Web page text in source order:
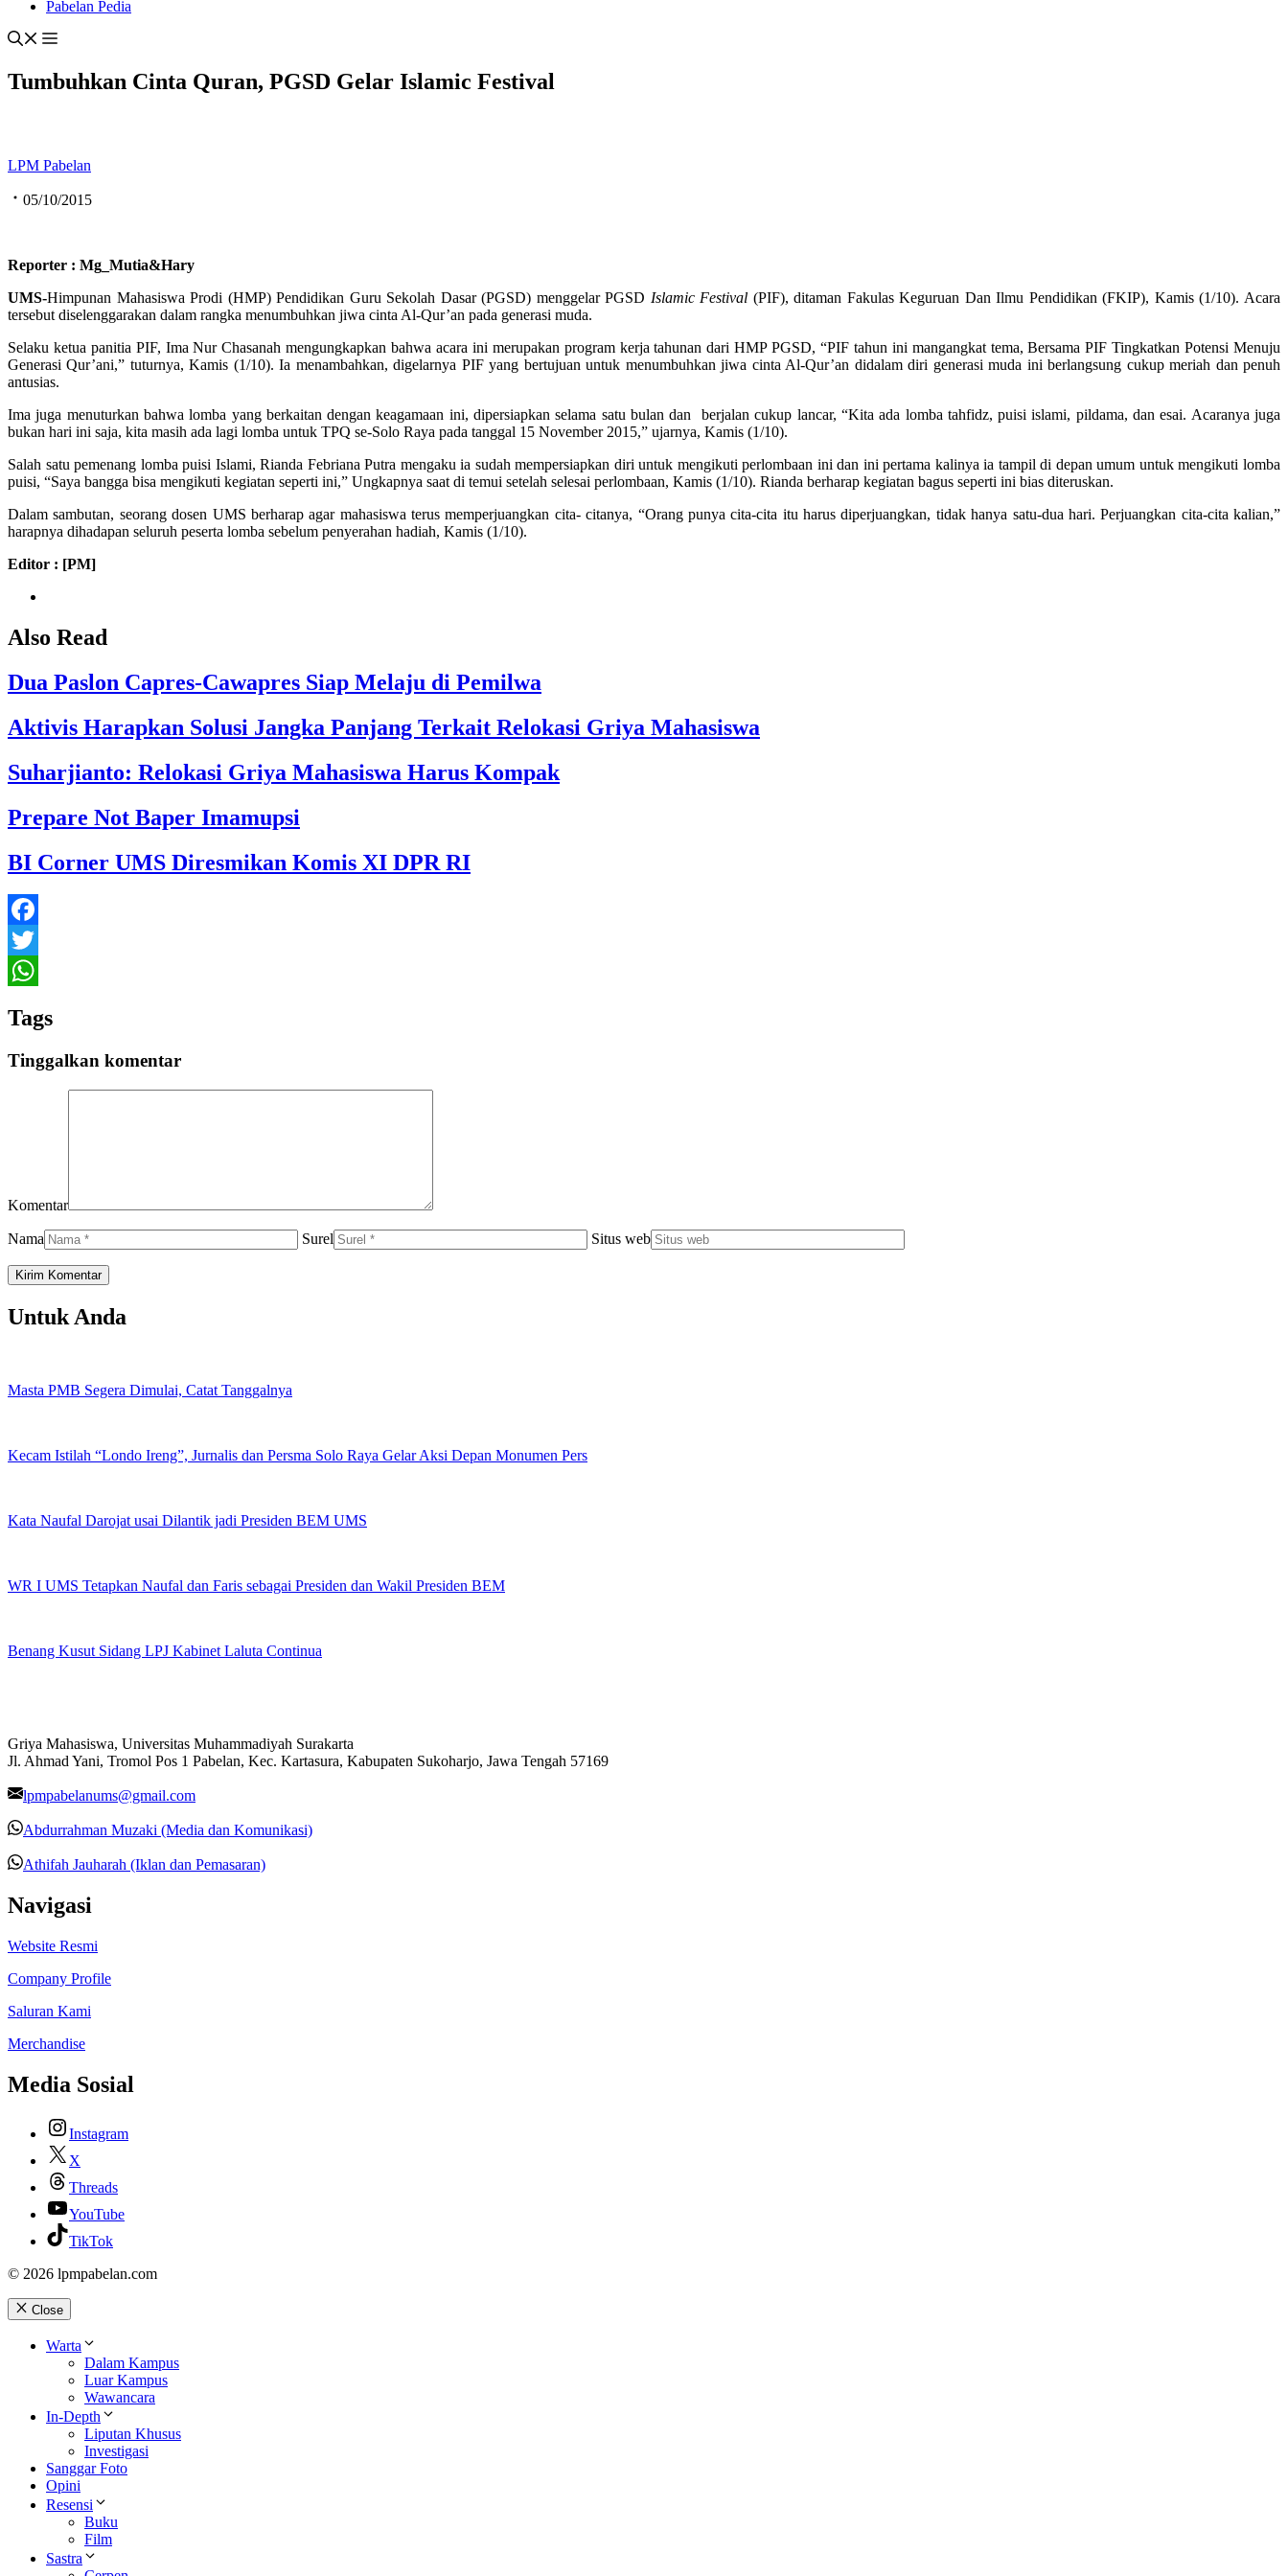
Pabelan Pedia
Tumbuhkan Cinta Quran, PGSD Gelar Islamic Festival
LPM Pabelan
05/10/2015
Reporter : Mg_Mutia&Hary
UMS-Himpunan Mahasiswa Prodi (HMP) Pendidikan Guru Sekolah Dasar (PGSD) menggelar PGSD Islamic Festival (PIF), ditaman Fakulas Keguruan Dan Ilmu Pendidikan (FKIP), Kamis (1/10). Acara
tersebut diselenggarakan dalam rangka menumbuhkan jiwa cinta Al-Qur’an pada generasi muda.
Selaku ketua panitia PIF, Ima Nur Chasanah mengungkapkan bahwa acara ini merupakan program kerja tahunan dari HMP PGSD, “PIF tahun ini mangangkat tema, Bersama PIF Tingkatkan Potensi Menuju
Generasi Qur’ani,” tuturnya, Kamis (1/10). Ia menambahkan, digelarnya PIF yang bertujuan untuk menumbuhkan jiwa cinta Al-Qur’an didalam diri generasi muda ini berlangsung cukup meriah dan penuh
antusias.
Ima juga menuturkan bahwa lomba yang berkaitan dengan keagamaan ini, dipersiapkan selama satu bulan dan berjalan cukup lancar, “Kita ada lomba tahfidz, puisi islami, pildama, dan esai. Acaranya juga
bukan hari ini saja, kita masih ada lagi lomba untuk TPQ se-Solo Raya pada tanggal 15 November 2015,” ujarnya, Kamis (1/10).
Salah satu pemenang lomba puisi Islami, Rianda Febriana Putra mengaku ia sudah mempersiapkan diri untuk mengikuti perlombaan ini dan ini pertama kalinya ia tampil di depan umum untuk mengikuti lomba
puisi, “Saya bangga bisa mengikuti kegiatan seperti ini,” Ungkapnya saat di temui setelah selesai perlombaan, Kamis (1/10). Rianda berharap kegiatan bagus seperti ini bias diteruskan.
Dalam sambutan, seorang dosen UMS berharap agar mahasiswa terus memperjuangkan cita- citanya, “Orang punya cita-cita itu harus diperjuangkan, tidak hanya satu-dua hari. Perjuangkan cita-cita kalian,”
harapnya dihadapan seluruh peserta lomba sebelum penyerahan hadiah, Kamis (1/10).
Editor : [PM]
Also Read
Dua Paslon Capres-Cawapres Siap Melaju di Pemilwa
Aktivis Harapkan Solusi Jangka Panjang Terkait Relokasi Griya Mahasiswa
Suharjianto: Relokasi Griya Mahasiswa Harus Kompak
Prepare Not Baper Imamupsi
BI Corner UMS Diresmikan Komis XI DPR RI
Facebook
Twitter
Tags
Tinggalkan komentar
Komentar
Nama Surel Situs web
Untuk Anda
Masta PMB Segera Dimulai, Catat Tanggalnya
Kecam Istilah “Londo Ireng”, Jurnalis dan Persma Solo Raya Gelar Aksi Depan Monumen Pers
Kata Naufal Darojat usai Dilantik jadi Presiden BEM UMS
WR I UMS Tetapkan Naufal dan Faris sebagai Presiden dan Wakil Presiden BEM
Benang Kusut Sidang LPJ Kabinet Laluta Continua
Griya Mahasiswa, Universitas Muhammadiyah Surakarta
Jl. Ahmad Yani, Tromol Pos 1 Pabelan, Kec. Kartasura, Kabupaten Sukoharjo, Jawa Tengah 57169
lpmpabelanums@gmail.com
Abdurrahman Muzaki (Media dan Komunikasi)
Athifah Jauharah (Iklan dan Pemasaran)
Navigasi
Website Resmi
Company Profile
Saluran Kami
Merchandise
Media Sosial
Instagram
X
Threads
YouTube
TikTok
© 2026 lpmpabelan.com
Close
Warta
Dalam Kampus
Luar Kampus
Wawancara
In-Depth
Liputan Khusus
Investigasi
Sanggar Foto
Opini
Resensi
Buku
Film
Sastra